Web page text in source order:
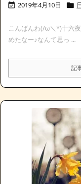
 2019年4月10日 
こんばんわ(/ω＼*)十六
めたなー♪なんて思っ ...
記